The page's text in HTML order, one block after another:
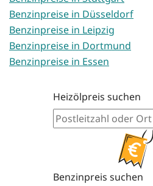
Benzinpreise in Düsseldorf
Benzinpreise in Leipzig
Benzinpreise in Dortmund
Benzinpreise in Essen
Heizölpreis suchen
Benzinpreis suchen